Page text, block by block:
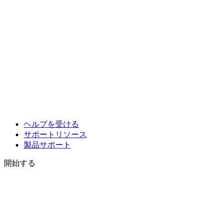
ヘルプを受ける
サポートリソース
製品サポート
開始する